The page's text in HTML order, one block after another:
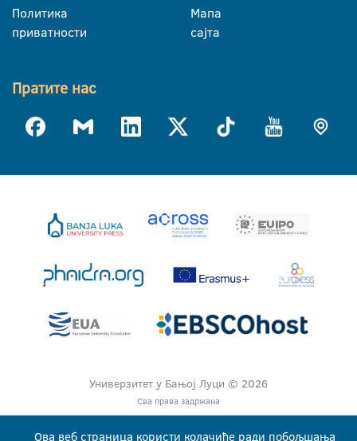
Политика
приватности
Мапа
сајта
Пратите нас
Универзитет у Бањој Луци © 2026
Сва права задржана
Ова веб страница користи колачиће ради побољшања